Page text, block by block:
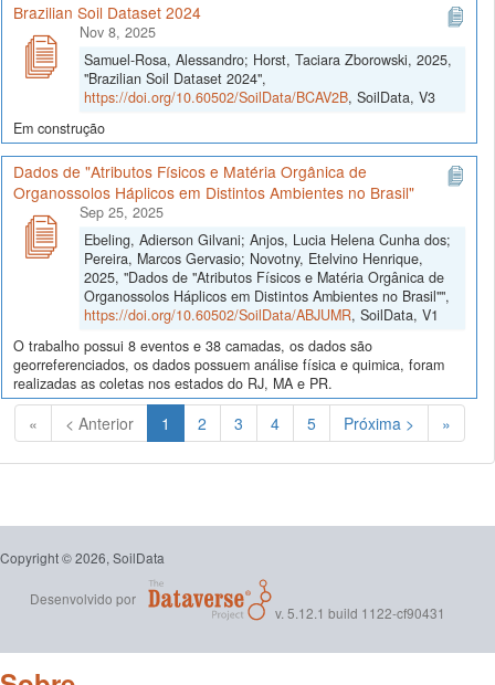
Brazilian Soil Dataset 2024
Nov 8, 2025
Samuel-Rosa, Alessandro; Horst, Taciara Zborowski, 2025,
"Brazilian Soil Dataset 2024",
https://doi.org/10.60502/SoilData/BCAV2B, SoilData, V3
Em construção
Dados de "Atributos Físicos e Matéria Orgânica de
Organossolos Háplicos em Distintos Ambientes no Brasil"
Sep 25, 2025
Ebeling, Adierson Gilvani; Anjos, Lucia Helena Cunha dos;
Pereira, Marcos Gervasio; Novotny, Etelvino Henrique,
2025, "Dados de "Atributos Físicos e Matéria Orgânica de
Organossolos Háplicos em Distintos Ambientes no Brasil"",
https://doi.org/10.60502/SoilData/ABJUMR, SoilData, V1
O trabalho possui 8 eventos e 38 camadas, os dados são
georreferenciados, os dados possuem análise física e quimica, foram
realizadas as coletas nos estados do RJ, MA e PR.
« < Anterior 1 (Atual)
2 3 4 5 Próxima > »
Copyright © 2026, SoilData
Desenvolvido por
v. 5.12.1 build 1122-cf90431